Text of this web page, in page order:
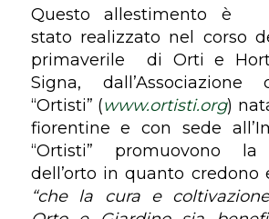
Questo allestimento è
stato realizzato nel corso
primaverile di Orti e
Signa,
“Ortisti” (www.ortisti.org)
fiorentine e con sede
“Ortisti” promuovono la
dell’orto in quanto credono
“che la cura e